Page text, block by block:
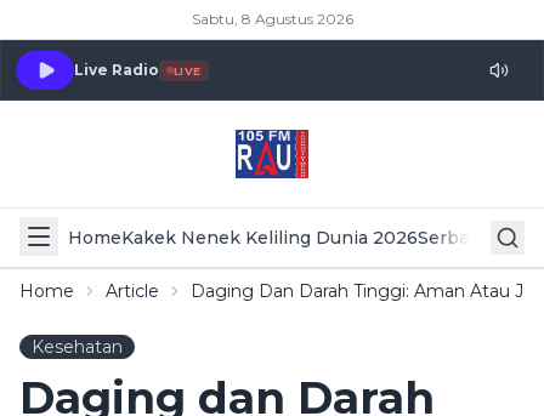
Sabtu, 8 Agustus 2026
Live Radio LIVE
HomeKakek Nenek Keliling Dunia 2026Serba Serbi
Home Article Daging Dan Darah Tinggi: Aman Atau
Kesehatan
Daging dan Darah